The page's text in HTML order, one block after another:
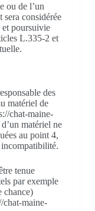
ou de l’un
sera considérée
et poursuivie
L.335-2 et
des
matériel de
chat-maine-
matériel ne
au point 4,
incompatibilité.
tenue
par exemple
chance)
chat-maine-